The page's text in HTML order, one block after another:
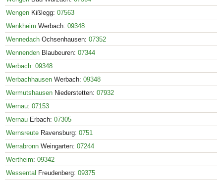
Wengen Kißlegg: 07563
Wenkheim Werbach: 09348
Wennedach Ochsenhausen: 07352
Wennenden Blaubeuren: 07344
Werbach: 09348
Werbachhausen Werbach: 09348
Wermutshausen Niederstetten: 07932
Wernau: 07153
Wernau Erbach: 07305
Wernsreute Ravensburg: 0751
Werrabronn Weingarten: 07244
Wertheim: 09342
Wessental Freudenberg: 09375